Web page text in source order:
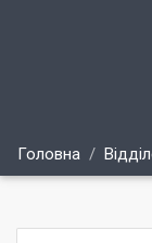
Головна